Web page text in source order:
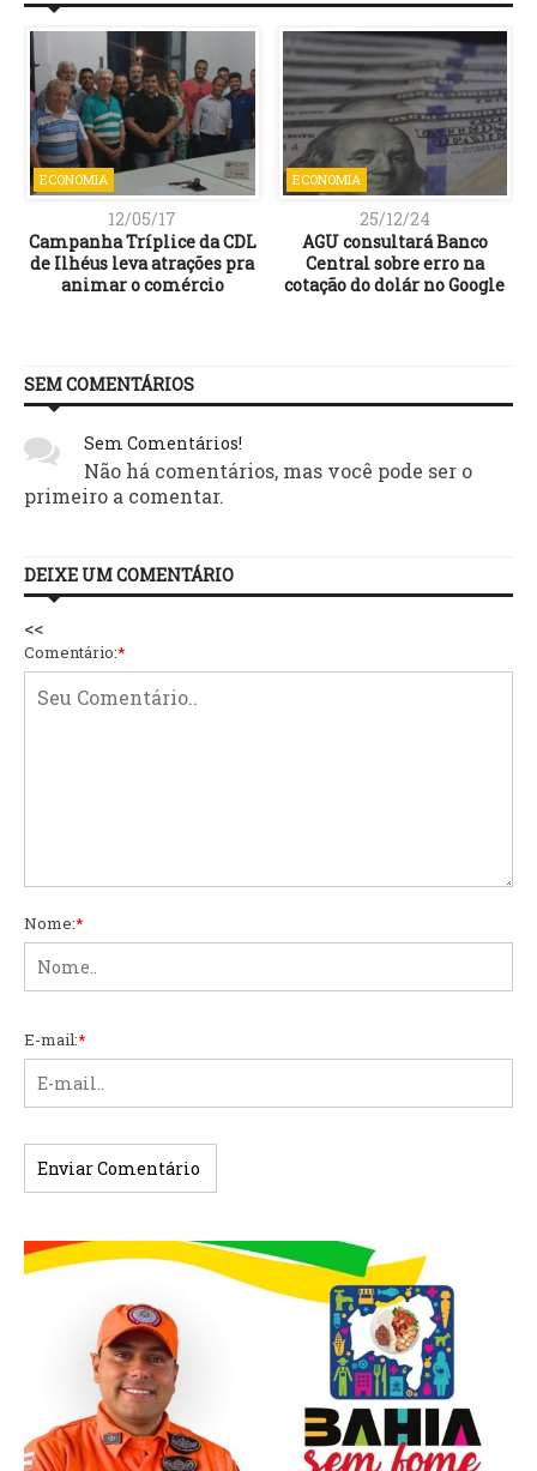
ECONOMIA
12/05/17
Campanha Tríplice da CDL
de Ilhéus leva atrações pra
animar o comércio
ECONOMIA
25/12/24
AGU consultará Banco
Central sobre erro na
cotação do dolár no Google
SEM COMENTÁRIOS
Sem Comentários!
Não há comentários, mas você pode ser o
primeiro a comentar.
DEIXE UM COMENTÁRIO
<<
Comentário:*
Nome:*
E-mail:*